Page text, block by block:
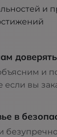
и
доверять
и
если вы
в